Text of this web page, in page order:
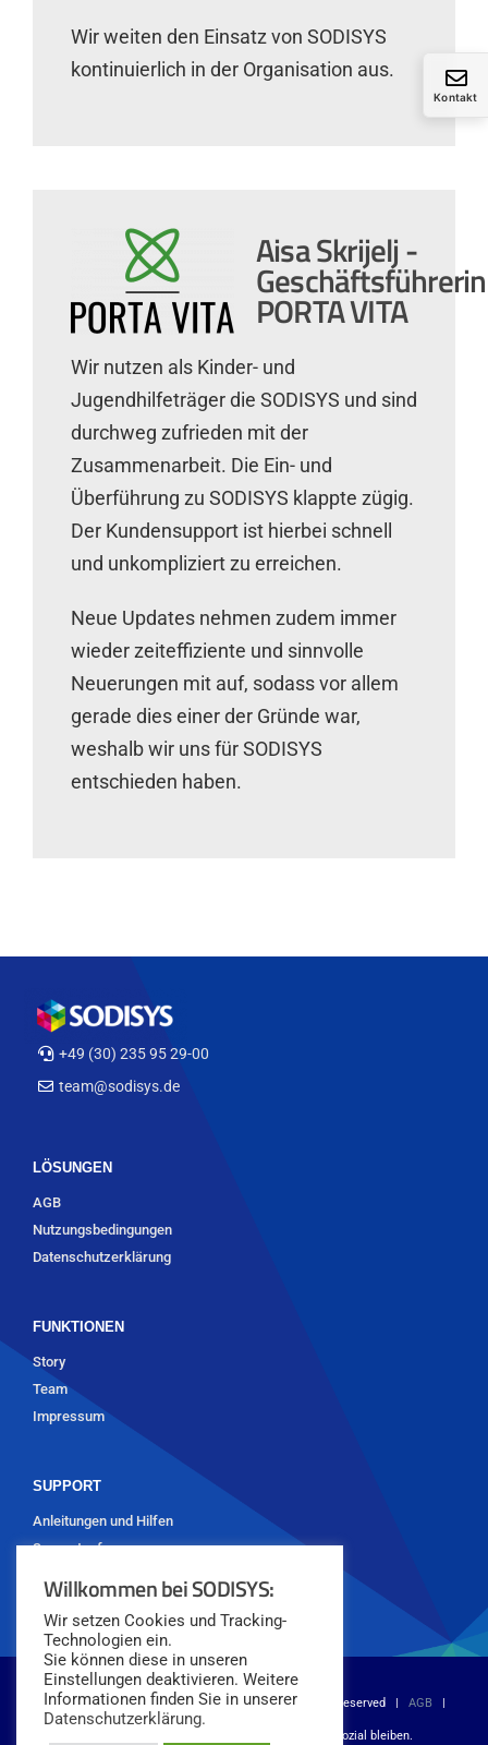
Kontakt
Wir weiten den Einsatz von SODISYS
kontinuierlich in der Organisation aus.
Aisa Skrijelj -
Geschäftsführerin
PORTA VITA
Wir nutzen als Kinder- und
Jugendhilfeträger die SODISYS und sind
durchweg zufrieden mit der
Zusammenarbeit. Die Ein- und
Überführung zu SODISYS klappte zügig.
Der Kundensupport ist hierbei schnell
und unkompliziert zu erreichen.
Neue Updates nehmen zudem immer
wieder zeiteffiziente und sinnvolle
Neuerungen mit auf, sodass vor allem
gerade dies einer der Gründe war,
weshalb wir uns für SODISYS
entschieden haben.
+49 (30) 235 95 29-00
team@sodisys.de
LÖSUNGEN
AGB
Nutzungsbedingungen
Datenschutzerklärung
FUNKTIONEN
Story
Team
Impressum
SUPPORT
Anleitungen und Hilfen
Supportanfrage
© Copyright 2018 -2026 SODISYS GmbH | All Rights Reserved | AGB |
| Digital werden. Sozial bleiben.
Willkommen bei SODISYS:
Wir setzen Cookies und Tracking-
Technologien ein.
Sie können diese in unseren
Einstellungen deaktivieren. Weitere
Informationen finden Sie in unserer
Datenschutzerklärung.